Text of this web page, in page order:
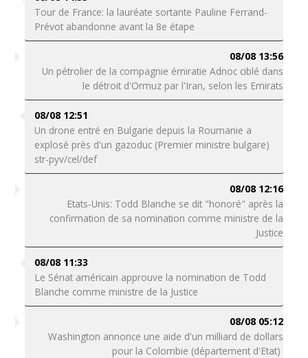
Tour de France: la lauréate sortante Pauline Ferrand-
Prévot abandonne avant la 8e étape
08/08 13:56
Un pétrolier de la compagnie émiratie Adnoc ciblé dans
le détroit d'Ormuz par l'Iran, selon les Emirats
08/08 12:51
Un drone entré en Bulgarie depuis la Roumanie a
explosé près d'un gazoduc (Premier ministre bulgare)
str-pyv/cel/def
08/08 12:16
Etats-Unis: Todd Blanche se dit "honoré" après la
confirmation de sa nomination comme ministre de la
Justice
08/08 11:33
Le Sénat américain approuve la nomination de Todd
Blanche comme ministre de la Justice
08/08 05:12
Washington annonce une aide d'un milliard de dollars
pour la Colombie (département d'Etat)